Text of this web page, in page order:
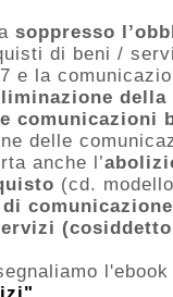
soppresso
di beni /
e la
della
comunicazioni
delle
anche l’
(cd.